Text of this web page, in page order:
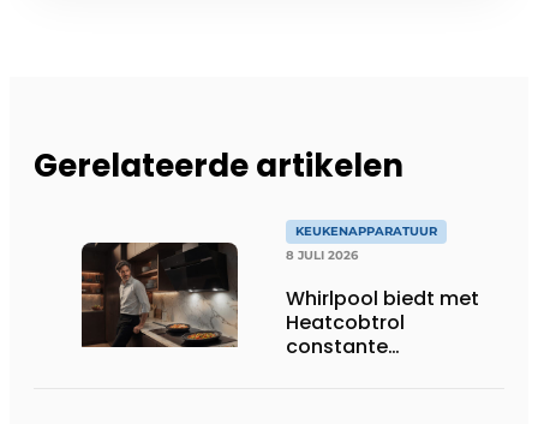
Gerelateerde artikelen
KEUKENAPPARATUUR
8 JULI 2026
Whirlpool biedt met
Heatcobtrol
constante